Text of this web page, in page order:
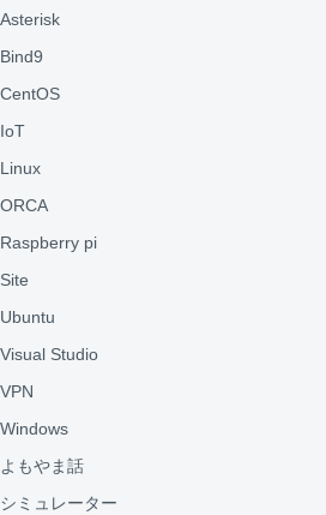
Asterisk
Bind9
CentOS
IoT
Linux
ORCA
Raspberry pi
Site
Ubuntu
Visual Studio
VPN
Windows
よもやま話
シミュレーター